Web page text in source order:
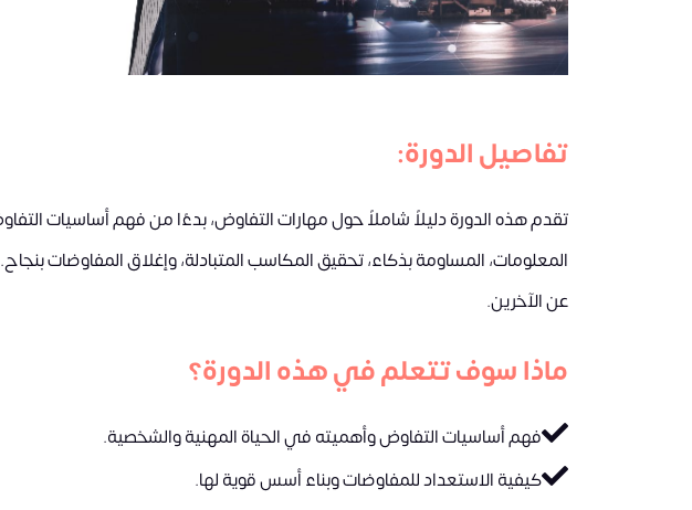
تفاصيل الدورة:
تقدم هذه الدورة دليلاً شاملاً حول مهارات التفاوض، بدءًا من فهم أساسيات
المعلومات، المساومة بذكاء، تحقيق المكاسب المتبادلة، وإغلاق المفاوضات
عن الآخرين.
ماذا سوف تتعلم في هذه الدورة؟
فهم أساسيات التفاوض وأهميته في الحياة المهنية والشخصية.
كيفية الاستعداد للمفاوضات وبناء أسس قوية لها.